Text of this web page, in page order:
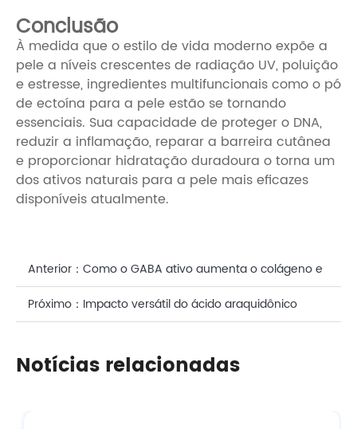
Conclusão
À medida que o estilo de vida moderno expõe a
pele a níveis crescentes de radiação UV, poluição
e estresse, ingredientes multifuncionais como o pó
de ectoína para a pele estão se tornando
essenciais. Sua capacidade de proteger o DNA,
reduzir a inflamação, reparar a barreira cutânea
e proporcionar hidratação duradoura o torna um
dos ativos naturais para a pele mais eficazes
disponíveis atualmente.
Anterior： Como o GABA ativo aumenta o colágeno e
repara a pele naturalmente?
Próximo： Impacto versátil do ácido araquidônico
cuidados com a pele
Notícias relacionadas